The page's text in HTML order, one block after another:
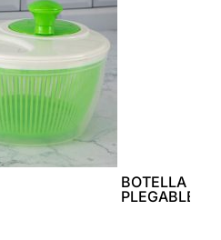
BOTELLA DE
PLEGABLE